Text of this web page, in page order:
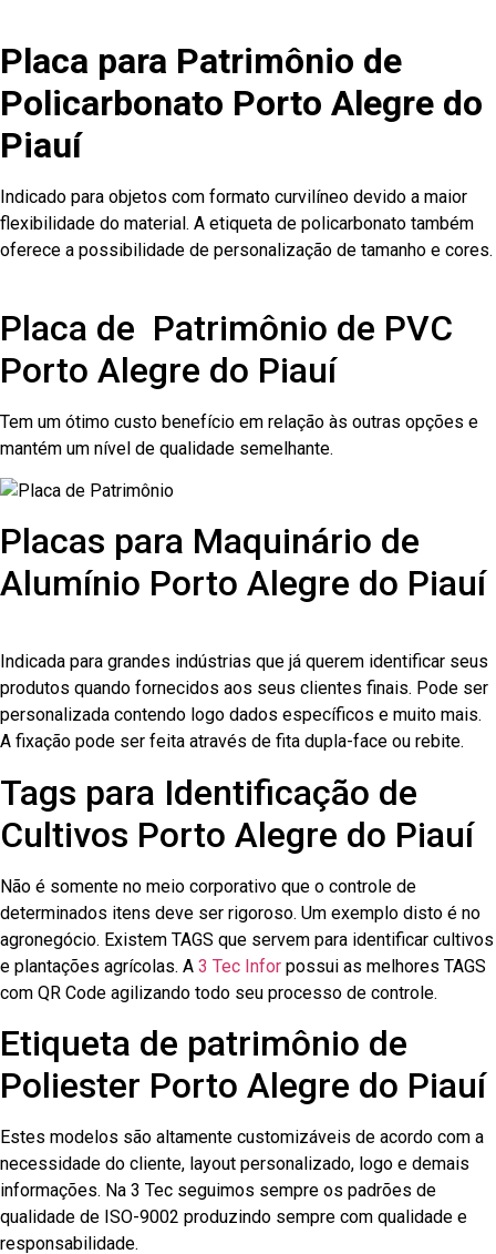
Placa para Patrimônio de
Policarbonato Porto Alegre do
Piauí
Indicado para objetos com formato curvilíneo devido a maior
flexibilidade do material. A etiqueta de policarbonato também
oferece a possibilidade de personalização de tamanho e cores.
Placa de Patrimônio de PVC
Porto Alegre do Piauí
Tem um ótimo custo benefício em relação às outras opções e
mantém um nível de qualidade semelhante.
Placas para Maquinário de
Alumínio Porto Alegre do Piauí
Indicada para grandes indústrias que já querem identificar seus
produtos quando fornecidos aos seus clientes finais. Pode ser
personalizada contendo logo dados específicos e muito mais.
A fixação pode ser feita através de fita dupla-face ou rebite.
Tags para Identificação de
Cultivos Porto Alegre do Piauí
Não é somente no meio corporativo que o controle de
determinados itens deve ser rigoroso. Um exemplo disto é no
agronegócio. Existem TAGS que servem para identificar cultivos
e plantações agrícolas. A 3 Tec Infor possui as melhores TAGS
com QR Code agilizando todo seu processo de controle.
Etiqueta de patrimônio de
Poliester Porto Alegre do Piauí
Estes modelos são altamente customizáveis de acordo com a
necessidade do cliente, layout personalizado, logo e demais
informações. Na 3 Tec seguimos sempre os padrões de
qualidade de ISO-9002 produzindo sempre com qualidade e
responsabilidade.